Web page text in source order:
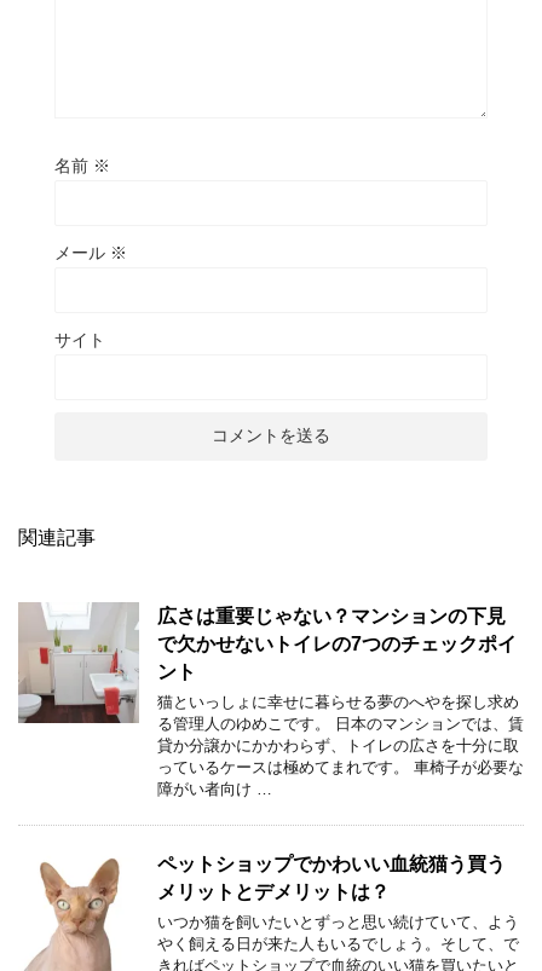
名前 ※
メール ※
サイト
関連記事
広さは重要じゃない？マンションの下見
で欠かせないトイレの7つのチェックポイ
ント
猫といっしょに幸せに暮らせる夢のへやを探し求め
る管理人のゆめこです。 日本のマンションでは、賃
貸か分譲かにかかわらず、トイレの広さを十分に取
っているケースは極めてまれです。 車椅子が必要な
障がい者向け …
ペットショップでかわいい血統猫う買う
メリットとデメリットは？
いつか猫を飼いたいとずっと思い続けていて、よう
やく飼える日が来た人もいるでしょう。そして、で
きればペットショップで血統のいい猫を買いたいと